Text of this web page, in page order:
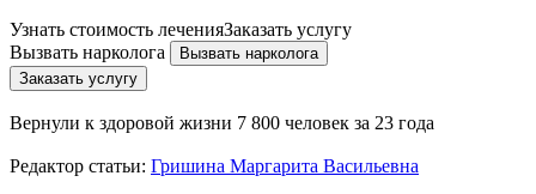
Узнать стоимость леченияЗаказать услугу
Вызвать нарколога
Вызвать нарколога
Заказать услугу
Вернули к здоровой жизни 7 800 человек за 23 года
Редактор статьи: Гришина Маргарита Васильевна